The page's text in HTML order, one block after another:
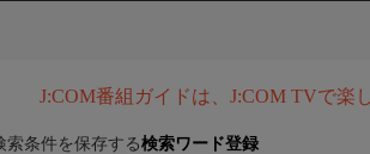
J:COM番組ガイドは、J:COM TVで楽
索条件を保存する検索ワード登録